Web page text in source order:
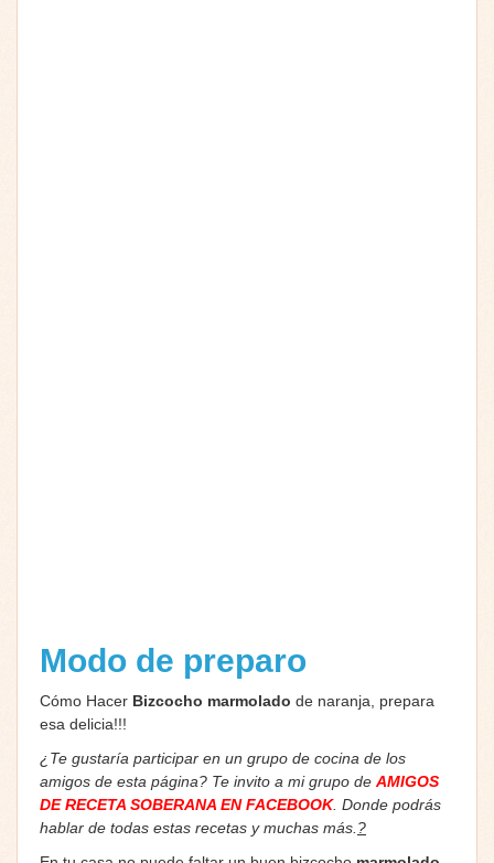
Modo de preparo
Cómo Hacer Bizcocho marmolado de naranja, prepara
esa delicia!!!
¿Te gustaría participar en un grupo de cocina de los
amigos de esta página? Te invito a mi grupo de AMIGOS
DE RECETA SOBERANA EN FACEBOOK. Donde podrás
hablar de todas estas recetas y muchas más. ?